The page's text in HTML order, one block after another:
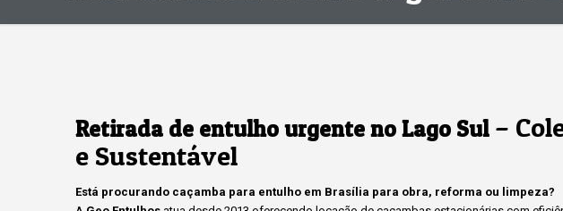
Retirada de entulho urgente no Lago Sul–
e Sustentável
Está procurando caçamba para entulho em Brasília para obra, reforma ou limpeza?